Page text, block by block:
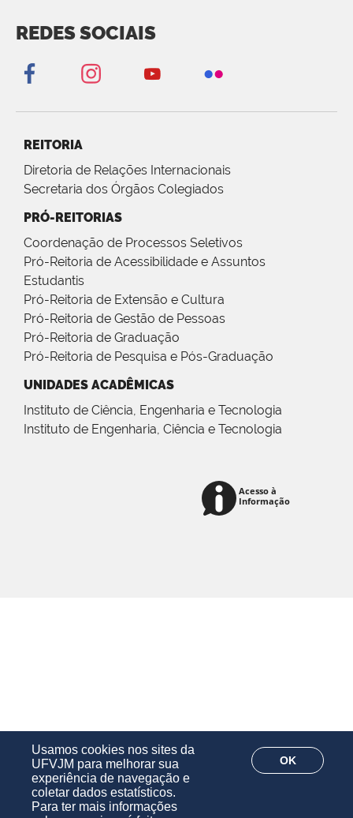
Usamos cookies nos sites da
UFVJM para melhorar sua
experiência de navegação e
coletar dados estatísticos.
Para ter mais informações
OK
REDES SOCIAIS
REITORIA
Diretoria de Relações Internacionais
Secretaria dos Órgãos Colegiados
PRÓ-REITORIAS
Coordenação de Processos Seletivos
Pró-Reitoria de Acessibilidade e Assuntos
Estudantis
Pró-Reitoria de Extensão e Cultura
Pró-Reitoria de Gestão de Pessoas
Pró-Reitoria de Graduação
Pró-Reitoria de Pesquisa e Pós-Graduação
UNIDADES ACADÊMICAS
Instituto de Ciência, Engenharia e Tecnologia
Instituto de Engenharia, Ciência e Tecnologia